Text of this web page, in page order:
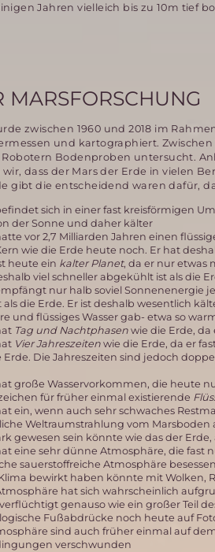
Jahren vielleich bis zu 10m tief
MARSFORSCHUNG
zwischen 1960 und 2018 im
und kartographiert.
Bodenproben untersucht.
wir, dass der Mars der Erde in vielen
gibt die entscheidend waren dafür,
sich in einer fast kreisförmigen
der Sonne und daher kälter
vor 2,7 Milliarden Jahren einen
wie die Erde heute noch. Er hat
heute ein kalter Planet, da er nur etwas
viel schneller abgekühlt ist als die
nur halb soviel Sonnenenergie
die Erde. Er ist deshalb wesentlich
und flüssiges Wasser gab- etwa so
Tag und Nachtphasenwie die Erde, da
Vier Jahreszeitenwie die Erde, da er
Erde. Die Jahreszeiten sind jedoch
große Wasservorkommen, die heute
für früher einmal existierende
ein, wenn auch sehr schwaches
Weltraumstrahlung vom
gewesen sein könnte wie das der
eine sehr dünne Atmosphäre, die fast
sauerstoffreiche Atmosphäre
bewirkt haben könnte mit Wolken,
hat sich wahrscheinlich
genauso wie ein großer Teil
Fußabdrücke noch heute auf
sind auch früher einmal auf
verschwunden